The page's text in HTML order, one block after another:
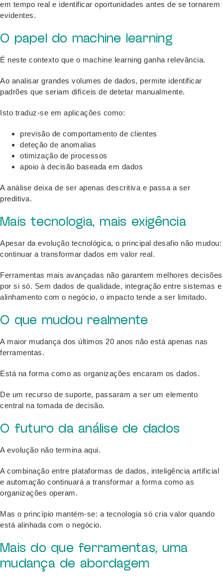
em tempo real e identificar oportunidades antes de se tornarem
evidentes.
O papel do machine learning
É neste contexto que o machine learning ganha relevância.
Ao analisar grandes volumes de dados, permite identificar
padrões que seriam difíceis de detetar manualmente.
Isto traduz-se em aplicações como:
previsão de comportamento de clientes
deteção de anomalias
otimização de processos
apoio à decisão baseada em dados
A análise deixa de ser apenas descritiva e passa a ser
preditiva.
Mais tecnologia, mais exigência
Apesar da evolução tecnológica, o principal desafio não mudou:
continuar a transformar dados em valor real.
Ferramentas mais avançadas não garantem melhores decisões
por si só. Sem dados de qualidade, integração entre sistemas e
alinhamento com o negócio, o impacto tende a ser limitado.
O que mudou realmente
A maior mudança dos últimos 20 anos não está apenas nas
ferramentas.
Está na forma como as organizações encaram os dados.
De um recurso de suporte, passaram a ser um elemento
central na tomada de decisão.
O futuro da análise de dados
A evolução não termina aqui.
A combinação entre plataformas de dados, inteligência artificial
e automação continuará a transformar a forma como as
organizações operam.
Mas o princípio mantém-se: a tecnologia só cria valor quando
está alinhada com o negócio.
Mais do que ferramentas, uma
mudança de abordagem